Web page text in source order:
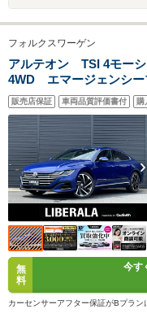
フォルクスワーゲン
アルテオン TSI 4モー
4WD エマージェンシー
ディスカバープロナビ
きパワーシート シート
パワーバックドア オー
レコ
販売店保証 車両品質評価書付 購
無
料
今す
カーセンサーアフター保証がBプラン